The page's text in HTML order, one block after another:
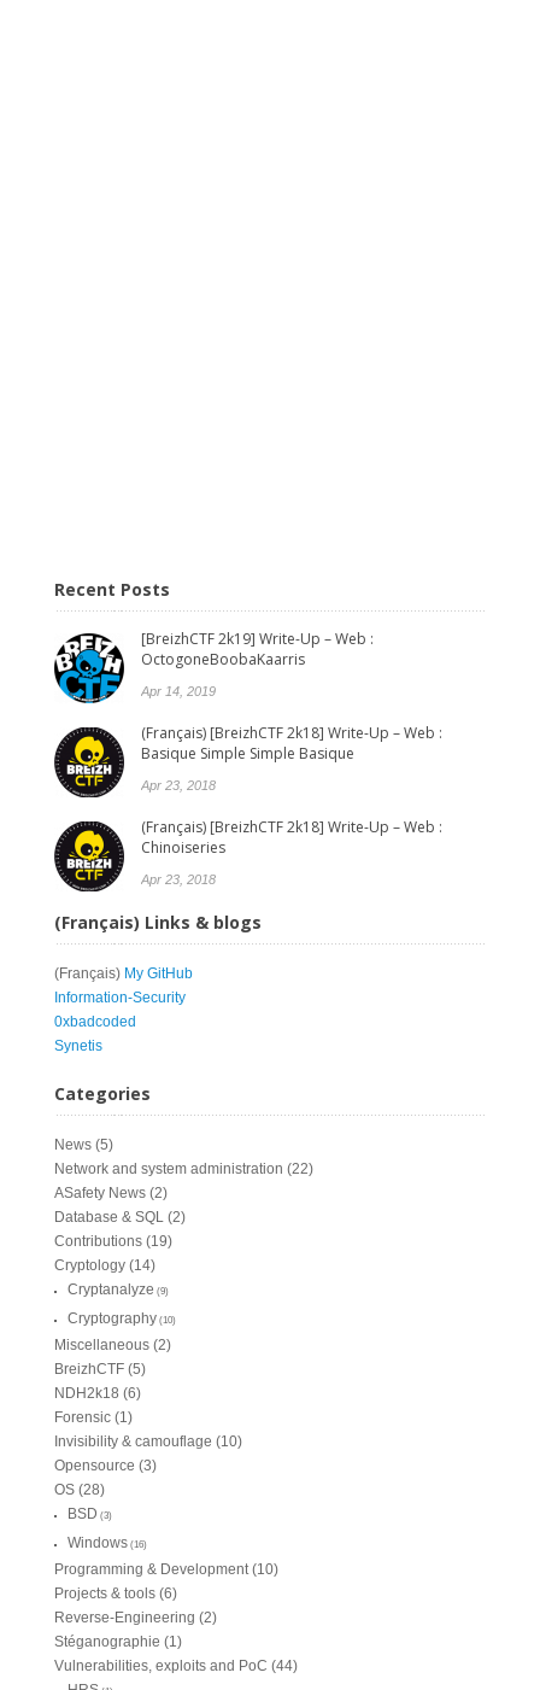
Recent Posts
[BreizhCTF 2k19] Write-Up – Web :
OctogoneBoobaKaarris
Apr 14, 2019
(Français) [BreizhCTF 2k18] Write-Up – Web :
Basique Simple Simple Basique
Apr 23, 2018
(Français) [BreizhCTF 2k18] Write-Up – Web :
Chinoiseries
Apr 23, 2018
(Français) Links & blogs
(Français) My GitHub
Information-Security
0xbadcoded
Synetis
Categories
News (5)
Network and system administration (22)
ASafety News (2)
Database & SQL (2)
Contributions (19)
Cryptology (14)
Cryptanalyze (9)
Cryptography (10)
Miscellaneous (2)
BreizhCTF (5)
NDH2k18 (6)
Forensic (1)
Invisibility & camouflage (10)
Opensource (3)
OS (28)
BSD (3)
Windows (16)
Programming & Development(10)
Projects & tools (6)
Reverse-Engineering (2)
Stéganographie (1)
Vulnerabilities, exploits and PoC (44)